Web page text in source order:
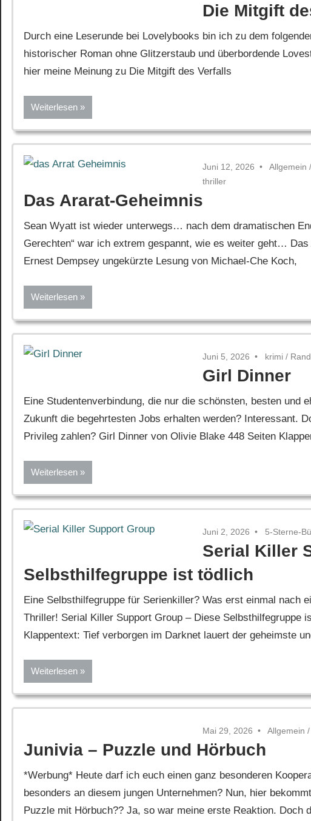
Die Mitgift
Durch eine Leserunde bei Lovelybooks bin ich zu dem
historischer Roman ohne Glitzerstaub und überbordende
hier meine Meinung zu Die Mitgift des Verfalls
Weiterlesen
Juni 12, 2026 Allgemein /
thriller
Das Ararat-Geheimnis
Sean Wyatt ist wieder unterwegs… nach dem dramatischen
Gerechten“ war ich extrem gespannt, wie es weiter geht…
Ernest Dempsey ungekürzte Lesung von Michael-Che Koch,
Weiterlesen
Juni 5, 2026 krimi /
Girl Dinner
Eine Studentenverbindung, die nur die schönsten, besten und
Zukunft die begehrtesten Jobs erhalten werden? Interessant.
Privileg zahlen? Girl Dinner von Olivie Blake 448 Seiten
Weiterlesen
Juni 2, 2026 5-Sterne-
Serial Killer
Selbsthilfegruppe ist tödlich
Eine Selbsthilfegruppe für Serienkiller? Was erst einmal nach
Thriller! Serial Killer Support Group – Diese Selbsthilfegruppe
Klappentext: Tief verborgen im Darknet lauert der geheimste
Weiterlesen
Mai 29, 2026 Allgemein /
Junivia – Puzzle und Hörbuch
*Werbung* Heute darf ich euch einen ganz besonderen
besonders an diesem jungen Unternehmen? Nun, hier
Puzzle mit Hörbuch?? Ja, so war meine erste Reaktion. Doch